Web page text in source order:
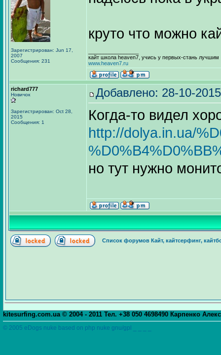
Зарегистрирован: Jun 17,
2007
Сообщения: 231
круто что можно
кайт школа heaven7, учись у первых-стань лучшим
www.heaven7.ru
richard777
Новичок
Зарегистрирован: Oct 28,
2015
Сообщения: 1
Добавлено: 28-10-
Когда-то видел
http://dolya.in.ua/
но тут нужно
Список форумов Кайт, кайтсерфинг,
kitesurfing.com.ua © 2004 - 2011 Тел. +38 050 4698490 Карпенко
© 2005 eDogs nuke based on php nuke gnu/gpl _ _ _ _